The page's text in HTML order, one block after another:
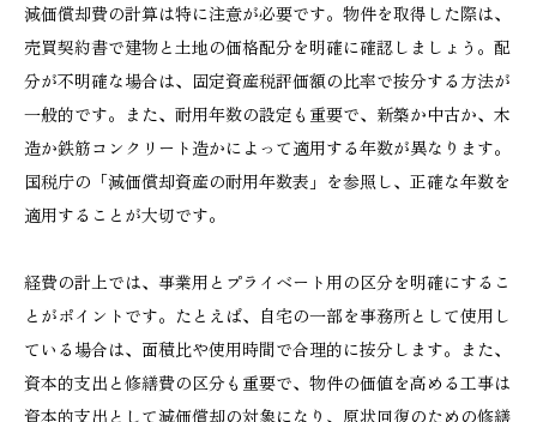
減価償却費の計算は特に注意が必要です。物件を取得した際は、
売買契約書で建物と土地の価格配分を明確に確認しましょう。配
分が不明確な場合は、固定資産税評価額の比率で按分する方法が
一般的です。また、耐用年数の設定も重要で、新築か中古か、木
造か鉄筋コンクリート造かによって適用する年数が異なります。
国税庁の「減価償却資産の耐用年数表」を参照し、正確な年数を
適用することが大切です。
経費の計上では、事業用とプライベート用の区分を明確にするこ
とがポイントです。たとえば、自宅の一部を事務所として使用し
ている場合は、面積比や使用時間で合理的に按分します。また、
資本的支出と修繕費の区分も重要で、物件の価値を高める工事は
資本的支出として減価償却の対象になり、原状回復のための修繕